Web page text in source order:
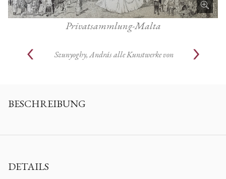
Privatsammlung-Malta
Szunyoghy, Andrásalle Kunstwerke von
BESCHREIBUNG
DETAILS